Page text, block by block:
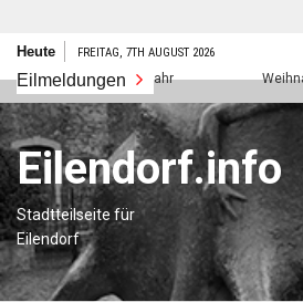
Zum
springen
Heute FREITAG, 7TH AUGUST 2026
Eilmeldungen
Frohes neues Jahr
Eilendorf.info
Stadtteilseite für
Eilendorf